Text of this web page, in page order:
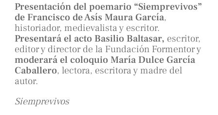
Presentación del poemario “Siemprevivos”
de Francisco de Asís Maura García,
historiador, medievalista y escritor.
Presentará el acto Basilio Baltasar, escritor,
editor y director de la Fundación Formentor y
moderará el coloquio María Dulce García
Caballero, lectora, escritora y madre del
autor.
Siemprevivos